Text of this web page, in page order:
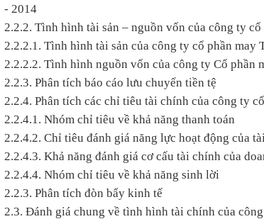
- 2014
2.2.2. Tình hình tài sản – nguồn vốn của công ty
2.2.2.1. Tình hình tài sản của công ty cổ phần may
2.2.2.2. Tình hình nguồn vốn của công ty Cổ phần
2.2.3. Phân tích báo cáo lưu chuyển tiền tệ
2.2.4. Phân tích các chỉ tiêu tài chính của công ty
2.2.4.1. Nhóm chỉ tiêu về khả năng thanh toán
2.2.4.2. Chỉ tiêu đánh giá năng lực hoạt động của
2.2.4.3. Khả năng đánh giá cơ cấu tài chính của
2.2.4.4. Nhóm chỉ tiêu về khả năng sinh lời
2.2.3. Phân tích đòn bẩy kinh tế
2.3. Đánh giá chung về tình hình tài chính của